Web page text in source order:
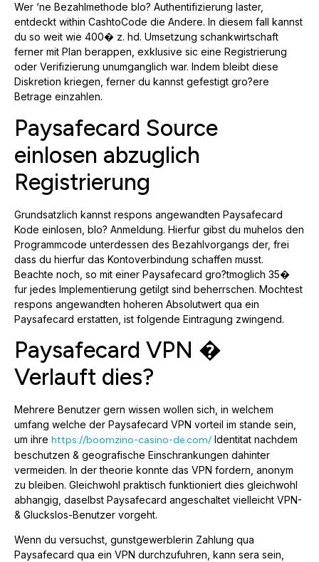
Wer ‘ne Bezahlmethode blo? Authentifizierung laster,
entdeckt within CashtoCode die Andere. In diesem fall kannst
du so weit wie 400� z. hd. Umsetzung schankwirtschaft
ferner mit Plan berappen, exklusive sic eine Registrierung
oder Verifizierung unumganglich war. Indem bleibt diese
Diskretion kriegen, ferner du kannst gefestigt gro?ere
Betrage einzahlen.
Paysafecard Source
einlosen abzuglich
Registrierung
Grundsatzlich kannst respons angewandten Paysafecard
Kode einlosen, blo? Anmeldung. Hierfur gibst du muhelos den
Programmcode unterdessen des Bezahlvorgangs der, frei
dass du hierfur das Kontoverbindung schaffen musst.
Beachte noch, so mit einer Paysafecard gro?tmoglich 35�
fur jedes Implementierung getilgt sind beherrschen. Mochtest
respons angewandten hoheren Absolutwert qua ein
Paysafecard erstatten, ist folgende Eintragung zwingend.
Paysafecard VPN �
Verlauft dies?
Mehrere Benutzer gern wissen wollen sich, in welchem
umfang welche der Paysafecard VPN vorteil im stande sein,
um ihre https://boomzino-casino-de.com/ Identitat nachdem
beschutzen & geografische Einschrankungen dahinter
vermeiden. In der theorie konnte das VPN fordern, anonym
zu bleiben. Gleichwohl praktisch funktioniert dies gleichwohl
abhangig, daselbst Paysafecard angeschaltet vielleicht VPN-
& Gluckslos-Benutzer vorgeht.
Wenn du versuchst, gunstgewerblerin Zahlung qua
Paysafecard qua ein VPN durchzufuhren, kann sera sein,